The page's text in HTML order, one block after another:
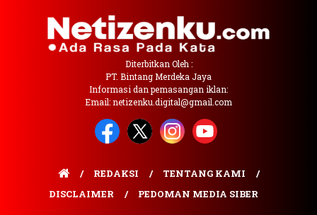
Diterbitkan Oleh :
PT. Bintang Merdeka Jaya
Informasi dan pemasangan iklan:
Email: netizenku.digital@gmail.com
REDAKSI
TENTANG KAMI
DISCLAIMER
PEDOMAN MEDIA SIBER